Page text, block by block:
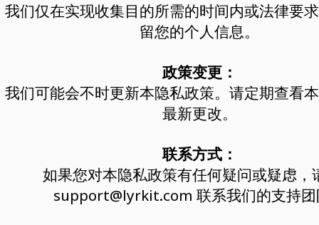
我们仅在实现收集目的所需的时间内或法律要
留您的个人信息。
政策变更：
我们可能会不时更新本隐私政策。请定期查看
最新更改。
联系方式：
如果您对本隐私政策有任何疑问或疑虑，
support@lyrkit.com 联系我们的支持